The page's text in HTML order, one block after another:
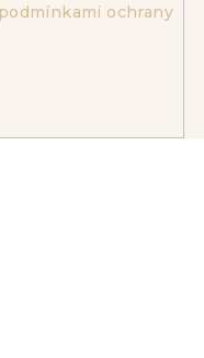
podmínkami ochrany